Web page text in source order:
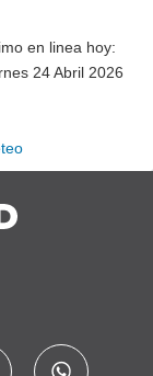
en linea hoy:
24 Abril 2026